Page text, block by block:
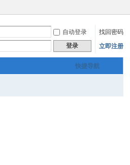
自动登录
找回密码
登录 立即注册
快捷导航